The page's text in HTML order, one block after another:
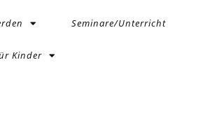
Seminare/Unterricht
Kinder